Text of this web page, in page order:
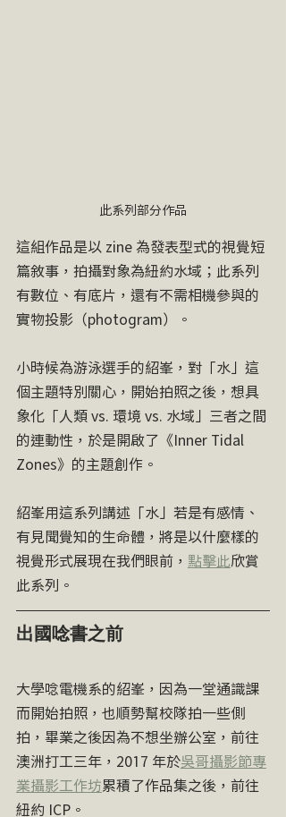
此系列部分作品
這組作品是以 zine 為發表型式的視覺短
篇敘事，拍攝對象為紐約水域；此系列
有數位、有底片，還有不需相機參與的
實物投影（photogram）。
小時候為游泳選手的紹峯，對「水」這
個主題特別關心，開始拍照之後，想具
象化「人類 vs. 環境 vs. 水域」三者之間
的連動性，於是開啟了《Inner Tidal
Zones》的主題創作。
紹峯用這系列講述「水」若是有感情、
有見聞覺知的生命體，將是以什麼樣的
視覺形式展現在我們眼前， 點擊此欣賞
此系列。
出國唸書之前
大學唸電機系的紹峯，因為一堂通識課
而開始拍照，也順勢幫校隊拍一些側
拍，畢業之後因為不想坐辦公室，前往
澳洲打工三年，2017 年於吳哥攝影節專
業攝影工作坊累積了作品集之後，前往
紐約 ICP。